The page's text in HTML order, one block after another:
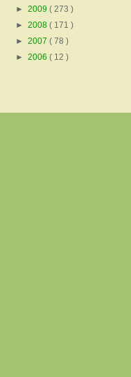
► 2009 ( 273 )
► 2008 ( 171 )
► 2007 ( 78 )
► 2006 ( 12 )